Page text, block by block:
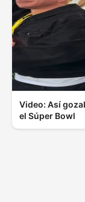
Video: Así
el Súper Bowl